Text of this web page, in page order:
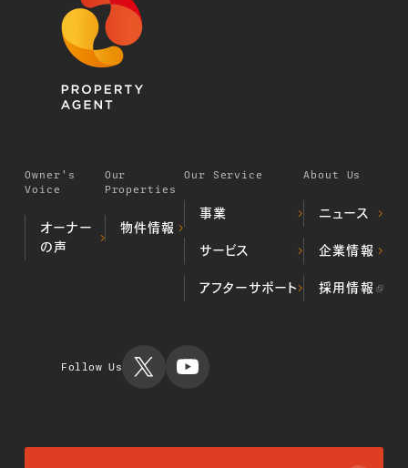
Owner's
Voice
オーナー
の声
Our
Properties
物件情報
Our Service
事業
デベロッパー事業
プロパティマネジメ
ント事業
サービス
ALL顔認証マン
アフターサポート
About Us
ニュース
企業情報
当社の歩み
採用情報
Follow Us